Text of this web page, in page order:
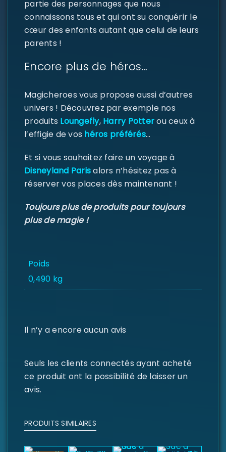
CONNECTER
ou e-mail*
de passe
DE PASSE PERDU ?
partie des personnages que nous
connaissons tous et qui ont su conquérir le
cœur des enfants autant que celui de leurs
parents !
Encore plus de héros…
Magicheroes vous propose aussi d’autres
univers ! Découvrez par exemple nos
produits Loungefly,Harry Potterou ceux à
l’effigie de vos héros préférés…
Et si vous souhaitez faire un voyage à
Disneyland Parisalors n’hésitez pas à
réserver vos places dès maintenant !
Toujours plus de produits pour toujours
plus de magie !
Poids
0,490 kg
Il n’y a encore aucun avis
Seuls les clients connectés ayant acheté
ce produit ont la possibilité de laisser un
avis.
PRODUITS SIMILAIRES